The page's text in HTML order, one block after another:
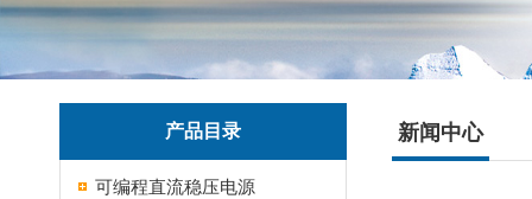
产品目录
可编程直流稳压电源
新闻中心